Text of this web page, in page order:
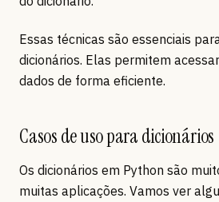
Essas técnicas são essenciais
dicionários. Elas permitem
dados de forma eficiente.
Casos de uso para dicionários
Os dicionários em Python são
muitas aplicações. Vamos ver